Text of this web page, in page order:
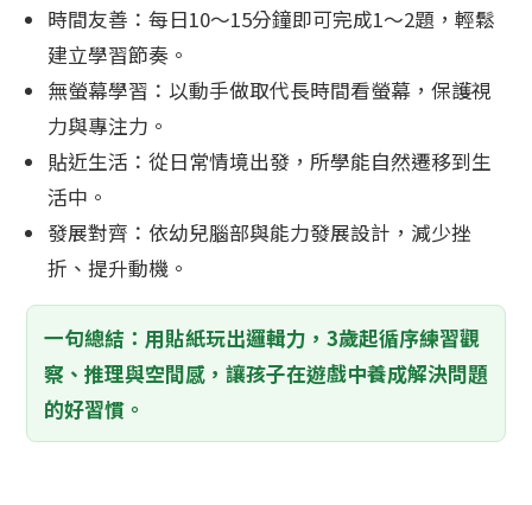
時間友善：每日10～15分鐘即可完成1～2題，輕鬆
建立學習節奏。
無螢幕學習：以動手做取代長時間看螢幕，保護視
力與專注力。
貼近生活：從日常情境出發，所學能自然遷移到生
活中。
發展對齊：依幼兒腦部與能力發展設計，減少挫
折、提升動機。
一句總結：用貼紙玩出邏輯力，3歲起循序練習觀
察、推理與空間感，讓孩子在遊戲中養成解決問題
的好習慣。